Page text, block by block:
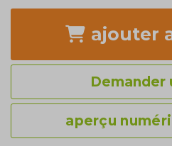
ajouter
Demander
aperçu